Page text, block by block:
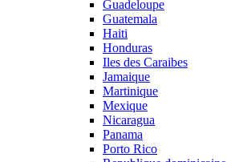
Guadeloupe
Guatemala
Haiti
Honduras
Iles des Caraibes
Jamaique
Martinique
Mexique
Nicaragua
Panama
Porto Rico